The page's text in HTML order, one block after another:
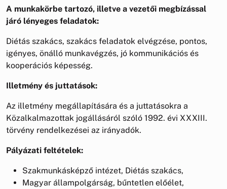
A munkakörbe tartozó, illetve a vezetői megbízással
járó lényeges feladatok:
Diétás szakács, szakács feladatok elvégzése, pontos,
igényes, önálló munkavégzés, jó kommunikációs és
kooperációs képesség.
Illetmény és juttatások:
Az illetmény megállapítására és a juttatásokra a
Közalkalmazottak jogállásáról szóló 1992. évi XXXIII.
törvény rendelkezései az irányadók.
Pályázati feltételek:
Szakmunkásképző intézet, Diétás szakács,
Magyar állampolgárság, bűntetlen előélet,